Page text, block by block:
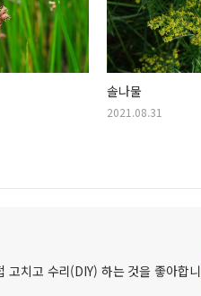
솔나물
2021.08.31
고치고 수리(DIY) 하는 것을 좋아합니